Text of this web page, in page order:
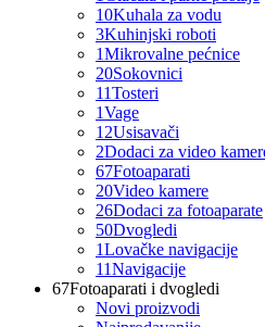
10Kuhala za vodu
3Kuhinjski roboti
1Mikrovalne pećnice
20Sokovnici
11Tosteri
1Vage
12Usisavači
2Dodaci za video
67Fotoaparati
20Video kamere
26Dodaci za fotoaparate
50Dvogledi
1Lovačke navigacije
11Navigacije
67Fotoaparati i dvogledi
Novi proizvodi